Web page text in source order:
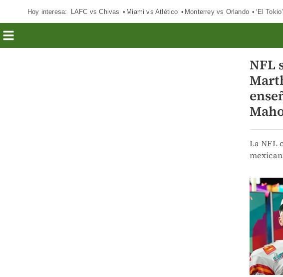
Hoy interesa: LAFC vs Chivas Miami vs Atlético Monterrey vs Orlando ‘El Tokio’
NFL
La NFL